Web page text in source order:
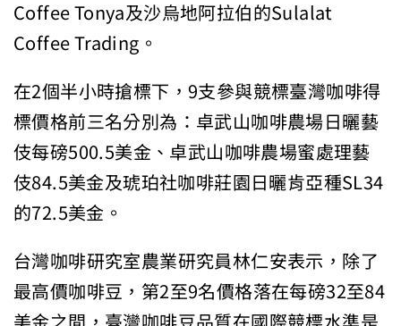
Coffee Tonya及沙烏地阿拉伯的Sulalat
Coffee Trading。
在2個半小時搶標下，9支參與競標臺灣咖啡得
標價格前三名分別為：卓武山咖啡農場日曬藝
伎每磅500.5美金、卓武山咖啡農場蜜處理藝
伎84.5美金及琥珀社咖啡莊園日曬肯亞種SL34
的72.5美金。
台灣咖啡研究室農業研究員林仁安表示，除了
最高價咖啡豆，第2至9名價格落在每磅32至84